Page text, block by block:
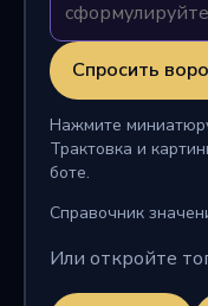
Спросить
Нажмите
Трактовка и
боте.
Справочник
Или откройте